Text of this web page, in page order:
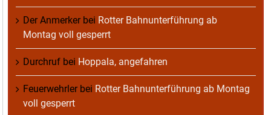
Der Anmerkerbei Rotter Bahnunterführung ab
Montag voll gesperrt
Durchruf bei Hoppala, angefahren
Feuerwehrlerbei Rotter Bahnunterführung ab Montag
voll gesperrt